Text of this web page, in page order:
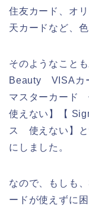
住友カード、オ
天カードなど、
そのようなこと
Beauty VISAカ
マスターカー
使えない】【
ス 使えない】と
にしました。
なので、もしも
ードが使えずに